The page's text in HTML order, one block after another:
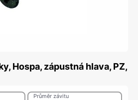
Hospa, zápustná hlava, PZ,
Průměr závitu